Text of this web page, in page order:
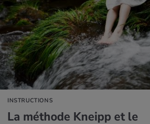
INSTRUCTIONS
La méthode Kneipp et le